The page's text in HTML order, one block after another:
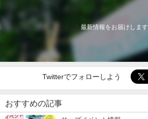
最新情報をお届けします
Twitterでフォローしよう
おすすめの記事